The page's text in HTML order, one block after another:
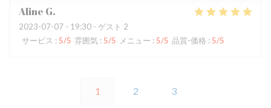
Aline G
2023-07-07 - 19:30 - ゲスト 2
サービス : 5/5 雰囲気 : 5/5 メニュー : 5/5 品質-価格 : 5/5
1 2 3